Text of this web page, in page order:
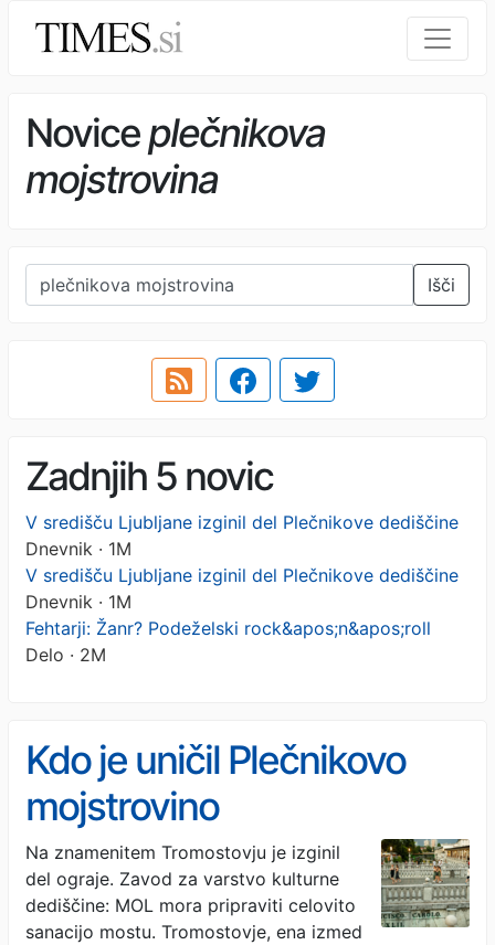
Noviceplečnikova
mojstrovina
Išči
Zadnjih 5 novic
V središču Ljubljane izginil del Plečnikove dediščine
Dnevnik · 1M
V središču Ljubljane izginil del Plečnikove dediščine
Dnevnik · 1M
Fehtarji: Žanr? Podeželski rock&apos;n&apos;roll
Delo · 2M
Kdo je uničil Plečnikovo
mojstrovino
Na znamenitem Tromostovju je izginil
del ograje. Zavod za varstvo kulturne
dediščine: MOL mora pripraviti celovito
sanacijo mostu. Tromostovje, ena izmed